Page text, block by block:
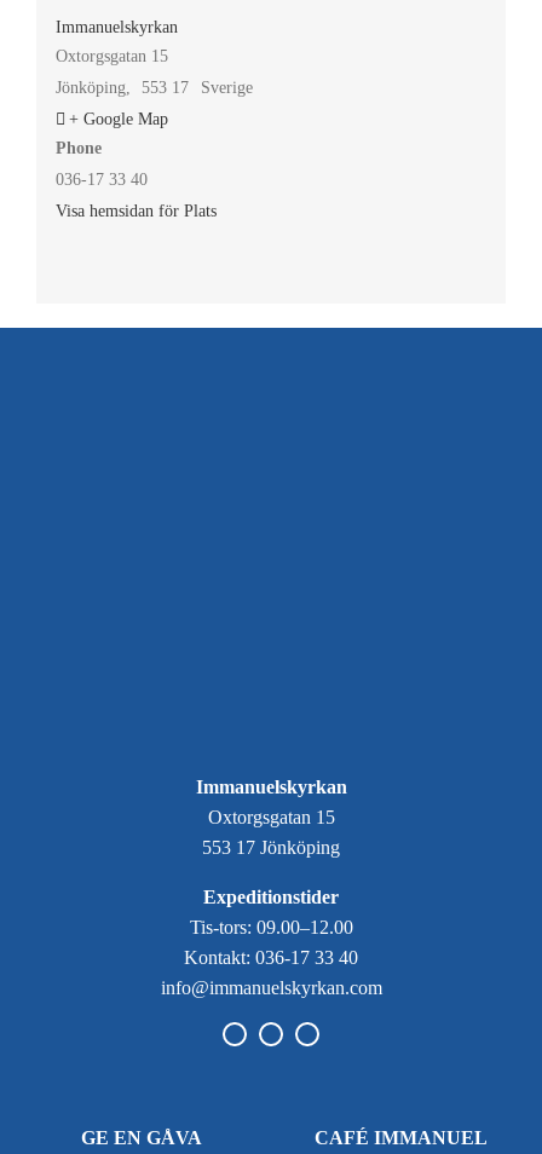
Immanuelskyrkan
Oxtorgsgatan 15
Jönköping, 553 17
Sverige
+ Google Map
Phone
036-17 33 40
Visa hemsidan för Plats
Immanuelskyrkan
Oxtorgsgatan 15
553 17 Jönköping
Expeditionstider
Tis-tors: 09.00–12.00
Kontakt: 036-17 33 40
info@immanuelskyrkan.com
GE EN GÅVA CAFÉ IMMANUEL